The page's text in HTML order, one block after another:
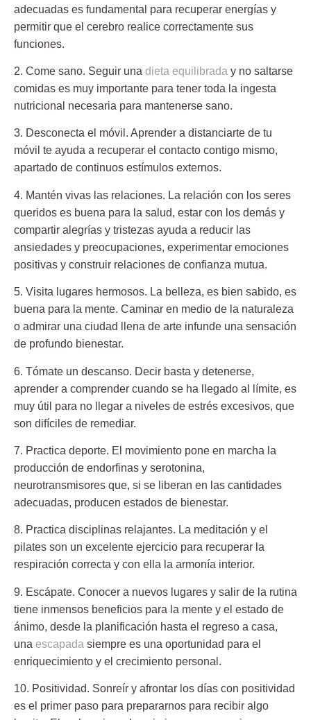
adecuadas es fundamental para recuperar energías y
permitir que el cerebro realice correctamente sus
funciones.
2. Come sano. Seguir una dieta equilibrada y no saltarse
comidas es muy importante para tener toda la ingesta
nutricional necesaria para mantenerse sano.
3. Desconecta el móvil. Aprender a distanciarte de tu
móvil te ayuda a recuperar el contacto contigo mismo,
apartado de continuos estímulos externos.
4. Mantén vivas las relaciones. La relación con los seres
queridos es buena para la salud, estar con los demás y
compartir alegrías y tristezas ayuda a reducir las
ansiedades y preocupaciones, experimentar emociones
positivas y construir relaciones de confianza mutua.
5. Visita lugares hermosos. La belleza, es bien sabido, es
buena para la mente. Caminar en medio de la naturaleza
o admirar una ciudad llena de arte infunde una sensación
de profundo bienestar.
6. Tómate un descanso. Decir basta y detenerse,
aprender a comprender cuando se ha llegado al límite, es
muy útil para no llegar a niveles de estrés excesivos, que
son difíciles de remediar.
7. Practica deporte. El movimiento pone en marcha la
producción de endorfinas y serotonina,
neurotransmisores que, si se liberan en las cantidades
adecuadas, producen estados de bienestar.
8. Practica disciplinas relajantes. La meditación y el
pilates son un excelente ejercicio para recuperar la
respiración correcta y con ella la armonía interior.
9. Escápate. Conocer a nuevos lugares y salir de la rutina
tiene inmensos beneficios para la mente y el estado de
ánimo, desde la planificación hasta el regreso a casa,
una escapada siempre es una oportunidad para el
enriquecimiento y el crecimiento personal.
10. Positividad. Sonreír y afrontar los días con positividad
es el primer paso para prepararnos para recibir algo